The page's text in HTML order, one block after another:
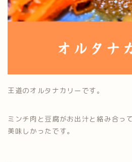
王道のオルタナカリーです。
ミンチ肉と豆腐がお出汁と絡み合っ
美味しかったです。